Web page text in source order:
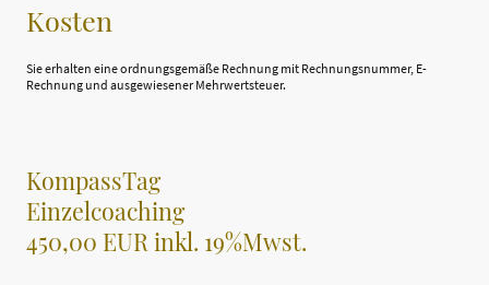
Kosten
Sie erhalten eine ordnungsgemäße Rechnung mit Rechnungsnummer, E-
Rechnung und ausgewiesener Mehrwertsteuer.
KompassTag
Einzelcoaching
450,00 EUR inkl. 19%Mwst.